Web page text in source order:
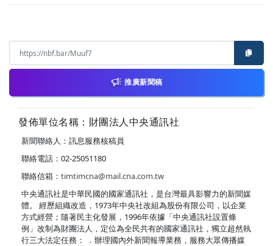
推廣新聞稿
發佈單位名稱：財團法人中央通訊社
新聞聯絡人：訊息服務核稿員
聯絡電話：02-25051180
聯絡信箱： timtimcna@mail.cna.com.tw
中央通訊社是中華民國的國家通訊社，是台灣最具影響力的新聞媒
體。 經歷組織改造，1973年中央社改組為股份有限公司，以企業
方式經營；隨著民主化發展，1996年依據「中央通訊社設置條
例」改制為財團法人，定位為全民共有的國家通訊社，獨立超然執
行三大法定任務： ．辦理國內外新聞報導業務，服務大眾傳播媒